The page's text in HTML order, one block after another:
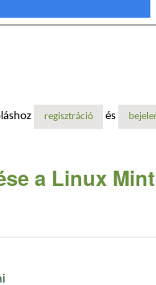
kapcsolatosan
regisztráció és
a Linux